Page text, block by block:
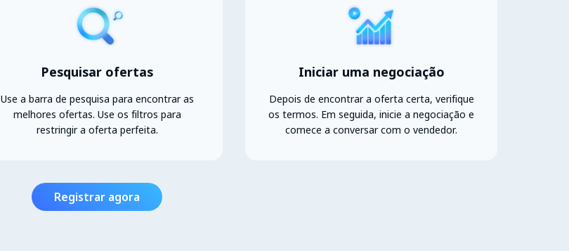
Pesquisar ofertas
Use a barra de pesquisa para encontrar as
melhores ofertas. Use os filtros para
restringir a oferta perfeita.
Iniciar uma negociação
Depois de encontrar a oferta certa, verifique
os termos. Em seguida, inicie a negociação e
comece a conversar com o vendedor.
Registrar agora